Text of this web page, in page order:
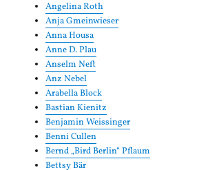
Angelina Roth
Anja Gmeinwieser
Anna Housa
Anne D. Plau
Anselm Neft
Anz Nebel
Arabella Block
Bastian Kienitz
Benjamin Weissinger
Benni Cullen
Bernd „Bird Berlin“ Pflaum
Bettsy Bär